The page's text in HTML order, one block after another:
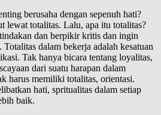
berusaha dengan sepenuh hati?
lewat totalitas. Lalu, apa itu totalitas?
dan berpikir kritis dan ingin
dalam bekerja adalah kesatuan
Tak hanya bicara tentang loyalitas,
dari suatu harapan dalam
harus memiliki totalitas, orientasi.
hati, spritualitas dalam setiap
baik.